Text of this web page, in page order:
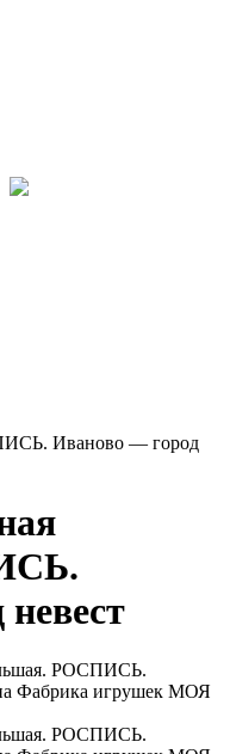
Иваново — город